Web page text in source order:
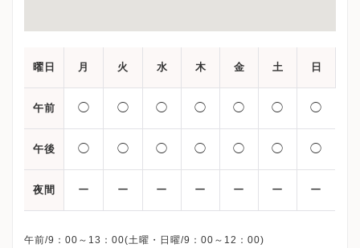
曜日 月 火 水 木 金 土 日
午前 ◯ ◯ ◯ ◯ ◯ ◯ ◯
午後 ◯ ◯ ◯ ◯ ◯ ◯ ◯
夜間 ー ー ー ー ー ー ー
午前/9：00～13：00(土曜・日曜/9：00～12：00)